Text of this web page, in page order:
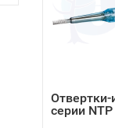
серии NTP